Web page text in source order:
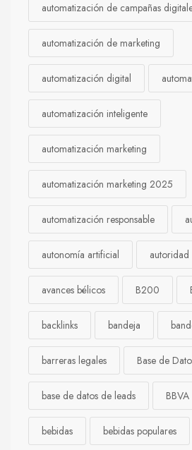
automatización de campañas
automatización de marketing
automatización digital
automatización inteligente
automatización marketing
automatización marketing 2025
automatización responsable
autonomía artificial autoridad
avances bélicos B200
backlinks bandeja
barreras legales Base de
base de datos de leads BBVA
bebidas bebidas populares